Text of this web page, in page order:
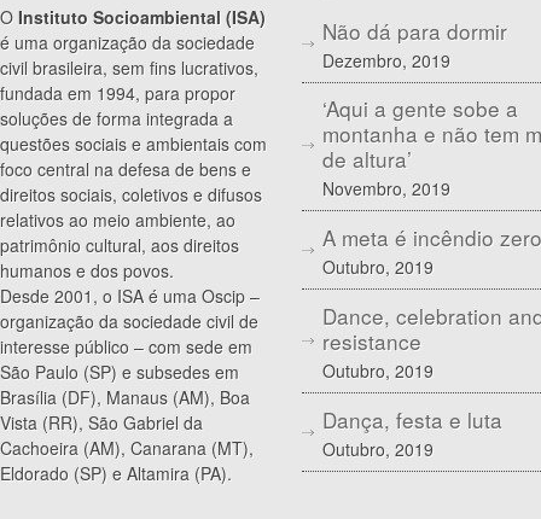
O Instituto Socioambiental (ISA)
é uma organização da sociedade
civil brasileira, sem fins lucrativos,
fundada em 1994, para propor
soluções de forma integrada a
questões sociais e ambientais com
foco central na defesa de bens e
direitos sociais, coletivos e difusos
relativos ao meio ambiente, ao
patrimônio cultural, aos direitos
humanos e dos povos.
Desde 2001, o ISA é uma Oscip –
organização da sociedade civil de
interesse público – com sede em
São Paulo (SP) e subsedes em
Brasília (DF), Manaus (AM), Boa
Vista (RR), São Gabriel da
Cachoeira (AM), Canarana (MT),
Eldorado (SP) e Altamira (PA).
Não dá para dormir
Dezembro, 2019
‘Aqui a gente sobe a
montanha e não tem
de altura’
Novembro, 2019
A meta é incêndio zero
Outubro, 2019
Dance, celebration
resistance
Outubro, 2019
Dança, festa e luta
Outubro, 2019